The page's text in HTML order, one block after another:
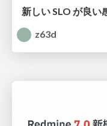
新しい SLO が良い
z63d